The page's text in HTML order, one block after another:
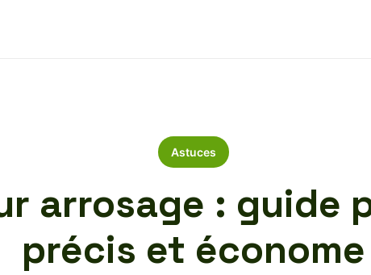
Astuces
arrosage : guide
précis et économe